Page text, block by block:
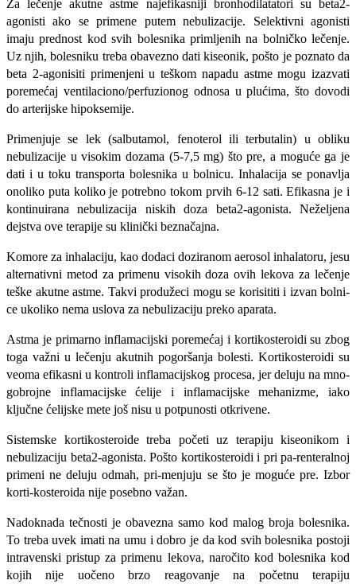
Za lečenje akutne astme najefikasniji bronhodilatatori su beta2-
agonisti ako se primene putem nebulizacije. Selektivni agonisti
imaju prednost kod svih bolesnika pri­mljenih na bolničko lečenje.
Uz njih, bole­sniku treba obavezno dati kiseonik, pošto je poznato da
beta 2-agonisiti primenjeni u te­škom napadu astme mogu izazvati
poreme­ćaj ventilaciono/perfuzionog odnosa u plu­ćima, što dovodi
do arterijske hipoksemije.
Primenjuje se lek (salbutamol, fenoterol ili terbutalin) u obliku
nebulizacije u viso­kim dozama (5-7,5 mg) što pre, a moguće ga je
dati i u toku transporta bolesnika u bolnicu. Inhalacija se ponavlja
onoliko pu­ta koliko je potrebno tokom prvih 6-12 sati. Efikasna je i
kontinuirana nebulizacija niskih doza beta2-agonista. Neželjena
dejstva ove terapije su klinički beznačajna.
Komore za inhalaciju, kao dodaci doziranom aerosol inhalatoru, jesu
alternativ­ni metod za primenu visokih doza ovih lekova za lečenje
teške akutne astme. Takvi produžeci mogu se korisititi i izvan bolni­
ce ukoliko nema uslova za nebulizaciju preko aparata.
Astma je primarno inflamacijski pore­mećaj i kortikosteroidi su zbog
toga važni u lečenju akutnih pogoršanja bolesti. Kor­tikosteroidi su
veoma efikasni u kontroli inflamacijskog procesa, jer deluju na mno­
gobrojne inflamacijske ćelije i inflamacijske mehanizme, iako
ključne ćelijske mete još nisu u potpunosti otkrivene.
Sistemske kortikosteroide treba početi uz terapiju kiseonikom i
nebulizaciju beta2-agonista. Pošto kortikosteroidi i pri pa-renteralnoj
primeni ne deluju odmah, pri-menjuju se što je moguće pre. Izbor
korti-kosteroida nije posebno važan.
Nadoknada tečnosti je obavezna samo kod malog broja bolesni­ka.
To treba uvek imati na umu i dobro je da kod svih bolesnika postoji
intravenski pristup za primenu lekova, naročito kod bolesnika kod
kojih nije uočeno brzo reagovanje na početnu terapiju